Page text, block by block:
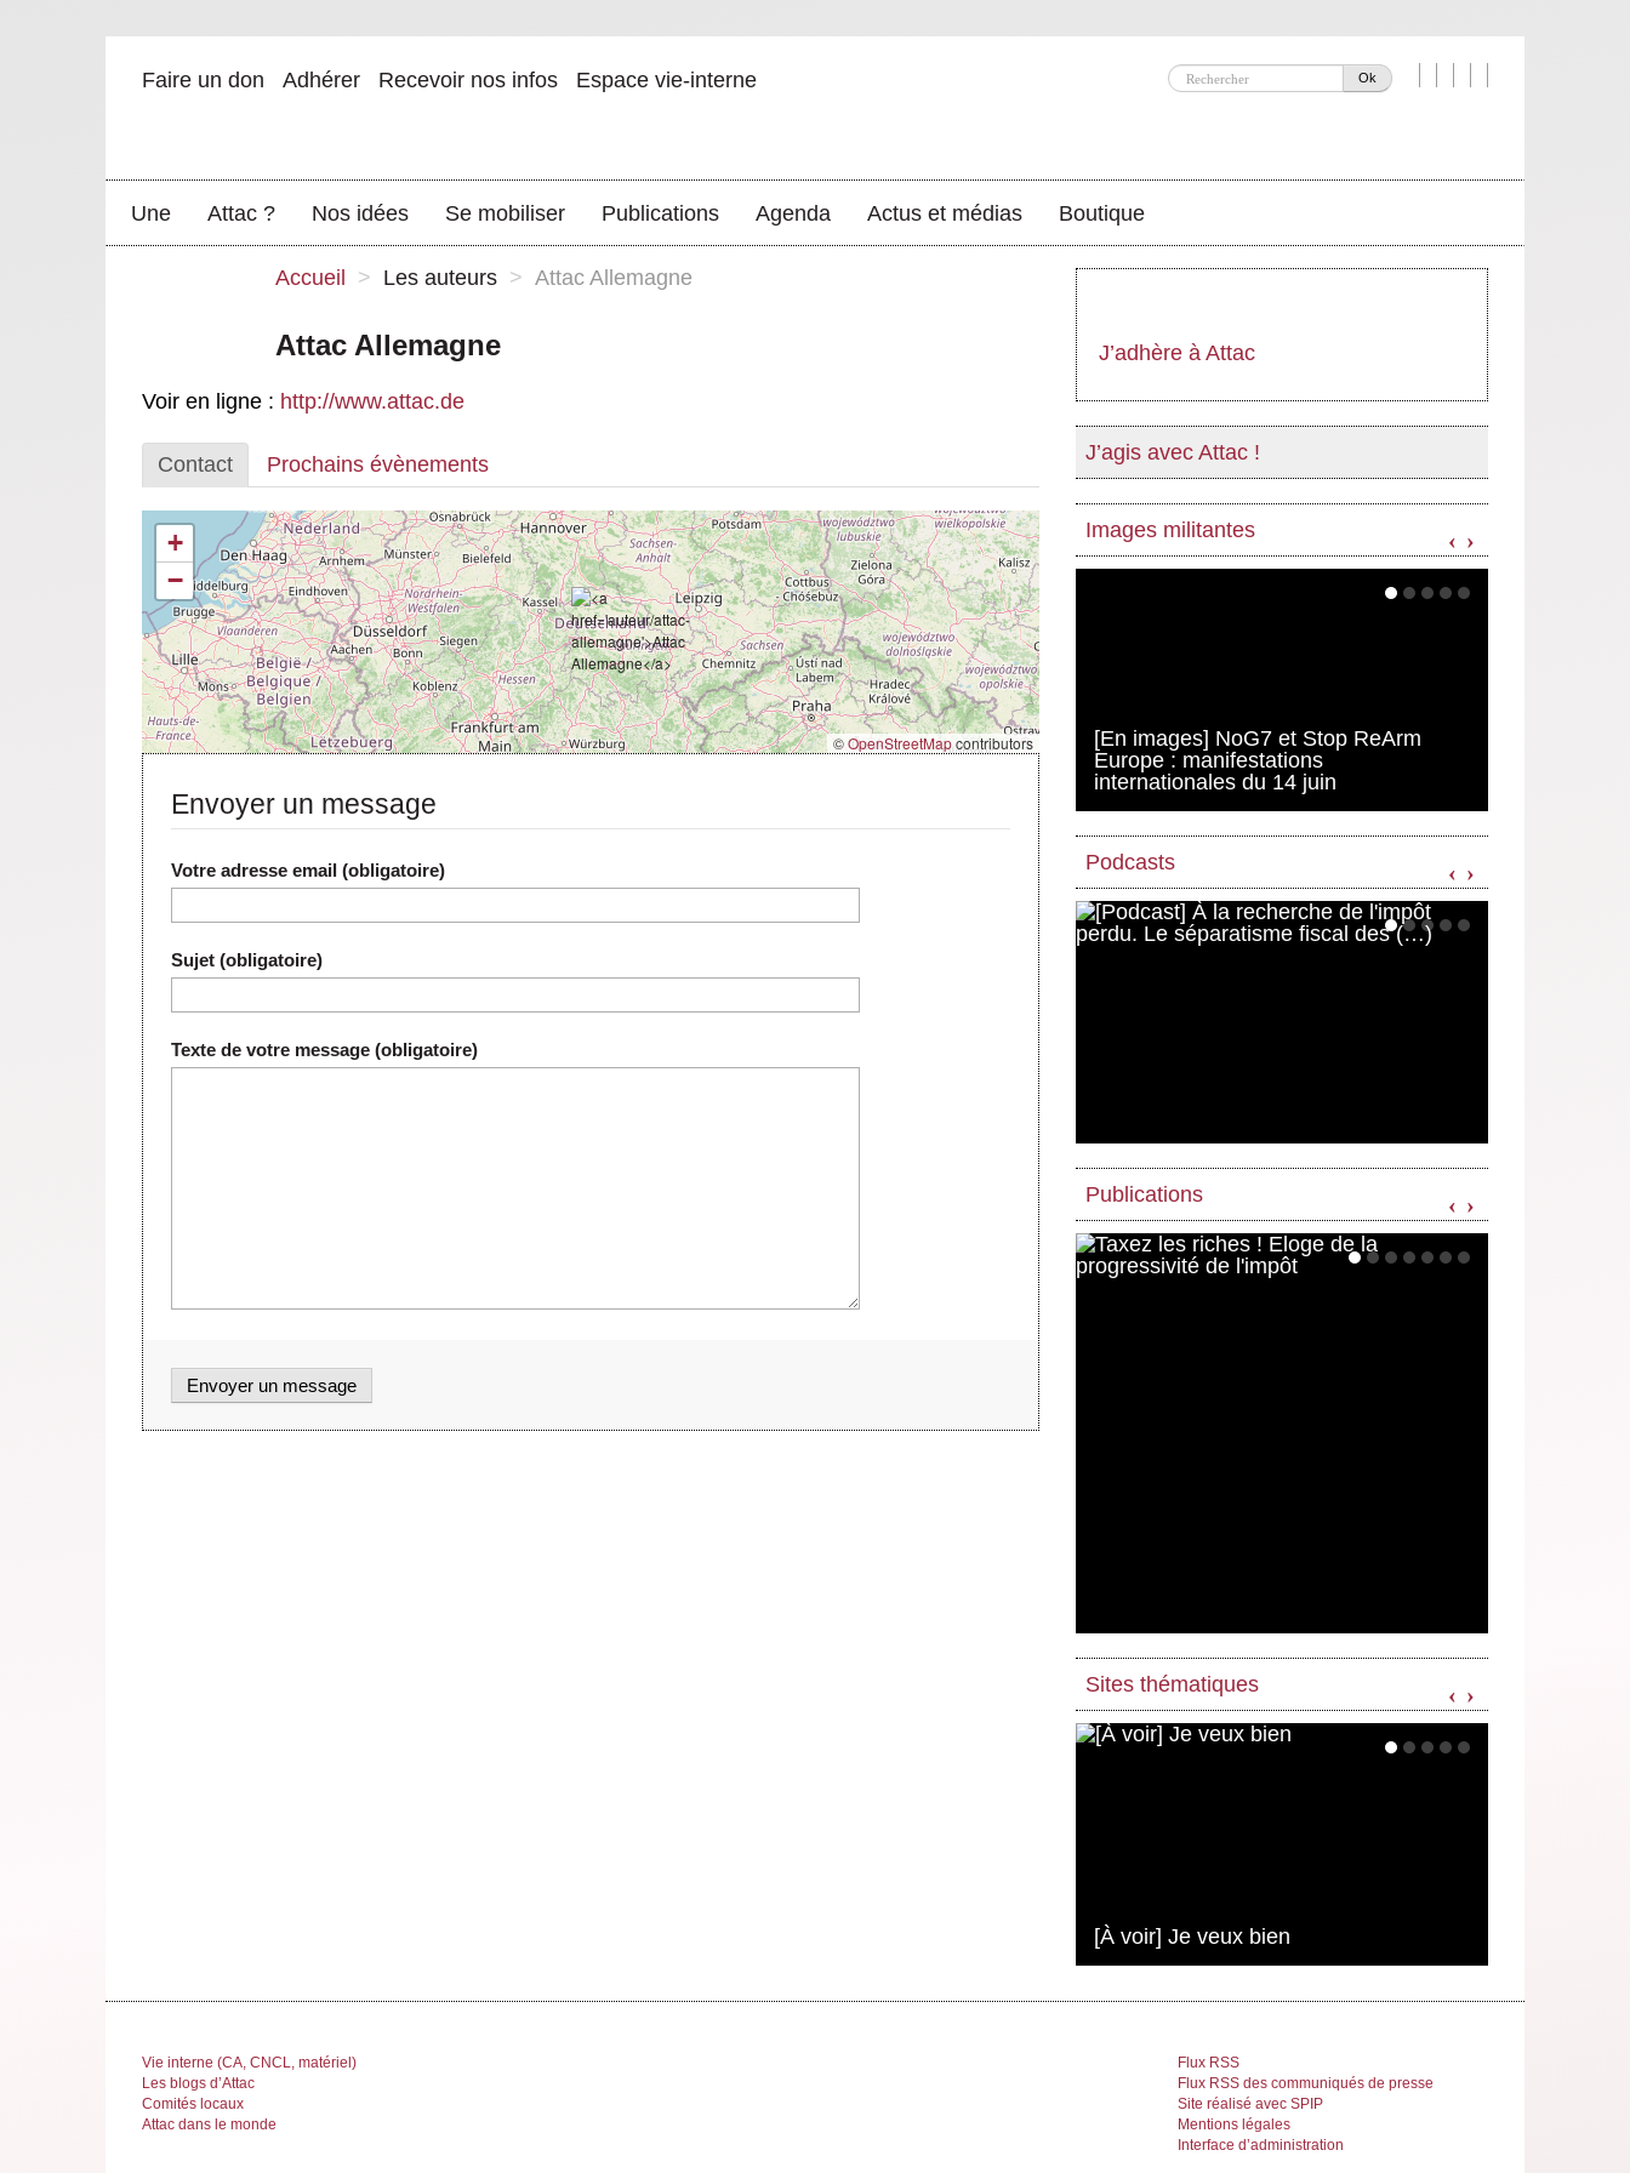
Ok
Faire un don Adhérer Recevoir nos infos Espace vie-interne
Une Attac ? Nos idées Se mobiliser Publications Agenda Actus et médias Boutique
Accueil > Les auteurs > Attac Allemagne
Attac Allemagne
Voir en ligne : http://www.attac.de
Contact Prochains évènements
+
−
©OpenStreetMapcontributors
Envoyer un message
Votre adresse email (obligatoire)
Sujet (obligatoire)
Texte de votre message (obligatoire)
J’adhère à Attac
J’agis avec Attac !
Images militantes
[En images] NoG7 et Stop ReArm
Europe : manifestations
internationales du 14 juin
‹ ›
Podcasts ‹ ›
Publications ‹ ›
Sites thématiques
[À voir] Je veux bien
‹ ›
Vie interne (CA, CNCL, matériel)
Les blogs d’Attac
Comités locaux
Attac dans le monde
Flux RSS
Flux RSS des communiqués de presse
Site réalisé avec SPIP
Mentions légales
Interface d’administration